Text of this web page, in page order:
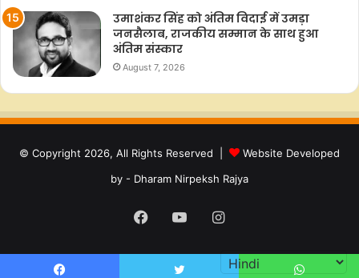
उमाशंकर सिंह को अंतिम विदाई में उमड़ा
जनसैलाब, राजकीय सम्मान के साथ हुआ
अंतिम संस्कार
August 7, 2026
© Copyright 2026, All Rights Reserved |
Website Developed
by - Dharam Nirpeksh Rajya
Facebook
YouTubeInstagram